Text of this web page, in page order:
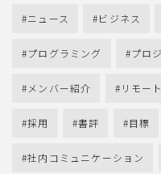
ニュース ビジネス
プログラミング プロ
メンバー紹介 リモー
採用 書評 目標
社内コミュニケーション